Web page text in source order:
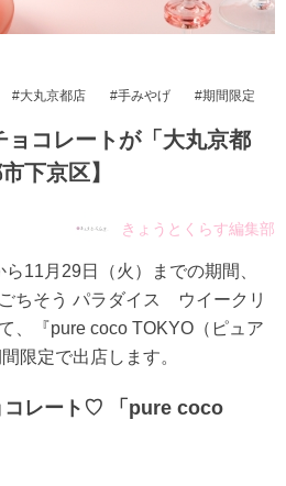
大丸京都店 手みやげ 期間限定
コレートが「大丸京都
下京区】
きょうとくらす編集部
11月29日（火）までの期間、
ちそう パラダイス ウイークリ
、『pure coco TOKYO（ピュア
限定で出店します。
コレート♡ 「pure coco